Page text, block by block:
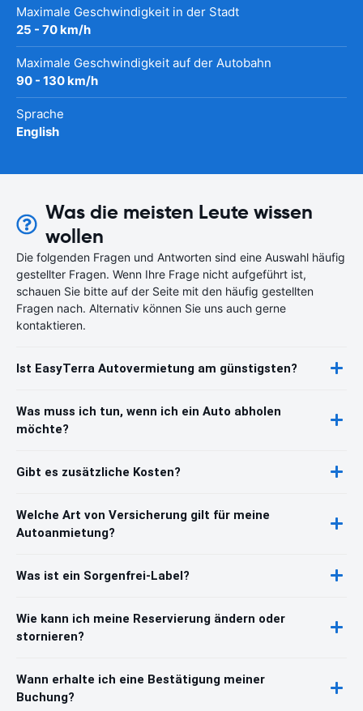
Maximale Geschwindigkeit in der Stadt
25 - 70 km/h
Maximale Geschwindigkeit auf der Autobahn
90 - 130 km/h
Sprache
English
Was die meisten Leute wissen
wollen
Die folgenden Fragen und Antworten sind eine Auswahl häufig
gestellter Fragen. Wenn Ihre Frage nicht aufgeführt ist,
schauen Sie bitte auf der Seite mit den häufig gestellten
Fragen nach. Alternativ können Sie uns auch gerne
kontaktieren.
Ist EasyTerra Autovermietung am günstigsten?
Was muss ich tun, wenn ich ein Auto abholen
möchte?
Gibt es zusätzliche Kosten?
Welche Art von Versicherung gilt für meine
Autoanmietung?
Was ist ein Sorgenfrei-Label?
Wie kann ich meine Reservierung ändern oder
stornieren?
Wann erhalte ich eine Bestätigung meiner
Buchung?